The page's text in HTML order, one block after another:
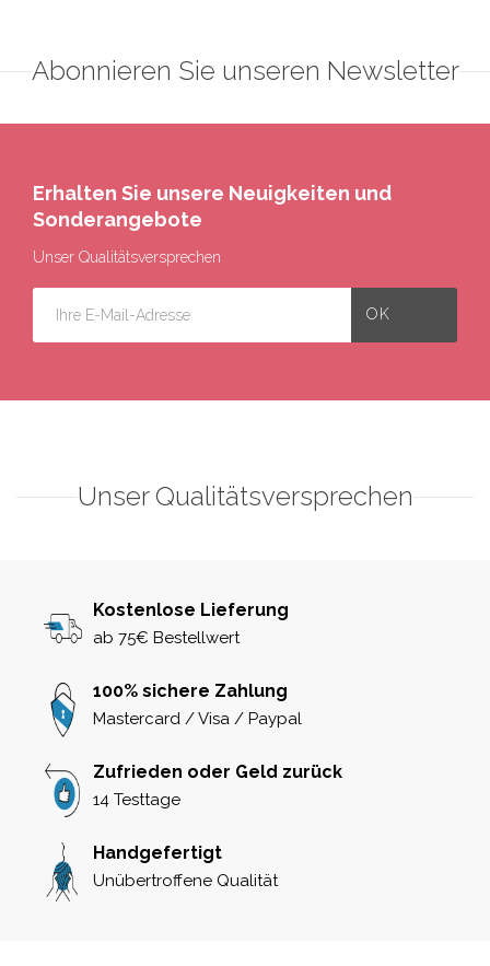
Abonnieren Sie unseren Newsletter
Erhalten Sie unsere Neuigkeiten und
Sonderangebote
Unser Qualitätsversprechen
Unser Qualitätsversprechen
Kostenlose Lieferung
ab 75€ Bestellwert
100% sichere Zahlung
Mastercard / Visa / Paypal
Zufrieden oder Geld zurück
14 Testtage
Handgefertigt
Unübertroffene Qualität